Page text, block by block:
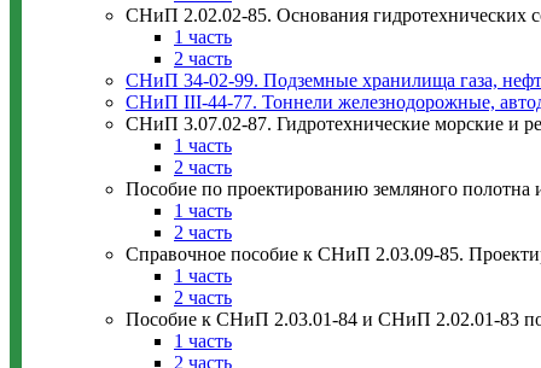
СНиП 2.02.02-85. Основания гидротехнических
1 часть
2 часть
СНиП 34-02-99. Подземные хранилища газа,
СНиП III-44-77. Тоннели железнодорожные,
СНиП 3.07.02-87. Гидротехнические морские и
1 часть
2 часть
Пособие по проектированию земляного
1 часть
2 часть
Справочное пособие к СНиП 2.03.09-85.
1 часть
2 часть
Пособие к СНиП 2.03.01-84 и СНиП 2.02.01-83 по
1 часть
2 часть